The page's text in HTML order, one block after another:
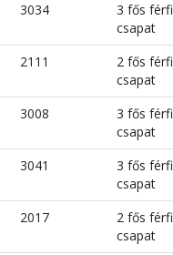
3034
3 fős férfi
csapat
2111
2 fős férfi
csapat
3008
3 fős férfi
csapat
3041
3 fős férfi
csapat
2017
2 fős férfi
csapat